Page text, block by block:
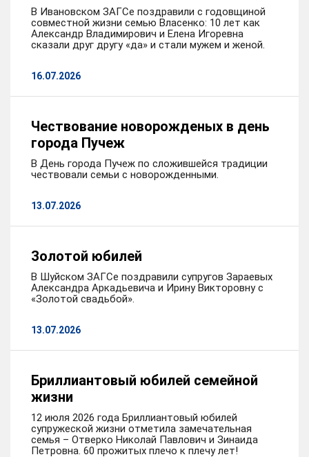
В Ивановском ЗАГСе поздравили с годовщиной
совместной жизни семью Власенко: 10 лет как
Александр Владимирович и Елена Игоревна
сказали друг другу «да» и стали мужем и женой.
16.07.2026
Чествование новорожденых в день
города Пучеж
В День города Пучеж по сложившейся традиции
чествовали семьи с новорожденными.
13.07.2026
Золотой юбилей
В Шуйском ЗАГСе поздравили супругов Зараевых
Александра Аркадьевича и Ирину Викторовну с
«Золотой свадьбой».
13.07.2026
Бриллиантовый юбилей семейной
жизни
12 июля 2026 года Бриллиантовый юбилей
супружеской жизни отметила замечательная
семья – Отверко Николай Павлович и Зинаида
Петровна. 60 прожитых плечо к плечу лет!